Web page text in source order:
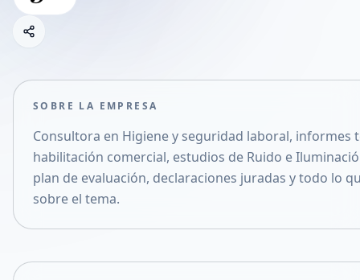
Compartir empresa
Compartir en X
SOBRE LA EMPRESA
Consultora en Higiene y seguridad laboral, informes
habilitación comercial, estudios de Ruido e
plan de evaluación, declaraciones juradas y todo lo
sobre el tema.